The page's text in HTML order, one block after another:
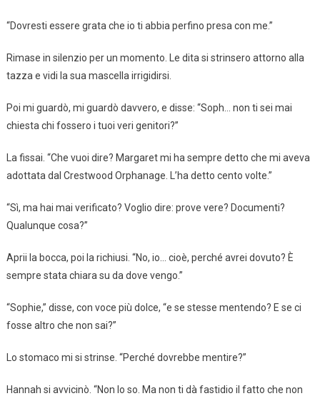
“Dovresti essere grata che io ti abbia perfino presa con me.”
Rimase in silenzio per un momento. Le dita si strinsero attorno alla
tazza e vidi la sua mascella irrigidirsi.
Poi mi guardò, mi guardò davvero, e disse: “Soph… non ti sei mai
chiesta chi fossero i tuoi veri genitori?”
La fissai. “Che vuoi dire? Margaret mi ha sempre detto che mi aveva
adottata dal Crestwood Orphanage. L’ha detto cento volte.”
“Sì, ma hai mai verificato? Voglio dire: prove vere? Documenti?
Qualunque cosa?”
Aprii la bocca, poi la richiusi. “No, io… cioè, perché avrei dovuto? È
sempre stata chiara su da dove vengo.”
“Sophie,” disse, con voce più dolce, “e se stesse mentendo? E se ci
fosse altro che non sai?”
Lo stomaco mi si strinse. “Perché dovrebbe mentire?”
Hannah si avvicinò. “Non lo so. Ma non ti dà fastidio il fatto che non